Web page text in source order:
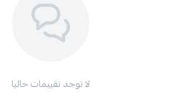
لا توجد تقييمات حاليا